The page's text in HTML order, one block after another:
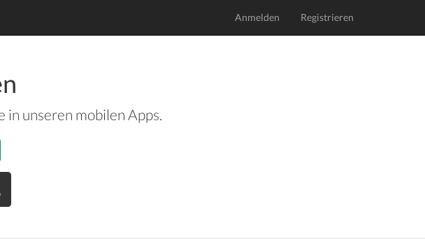
Anmelden Registrieren
in unseren mobilen Apps.